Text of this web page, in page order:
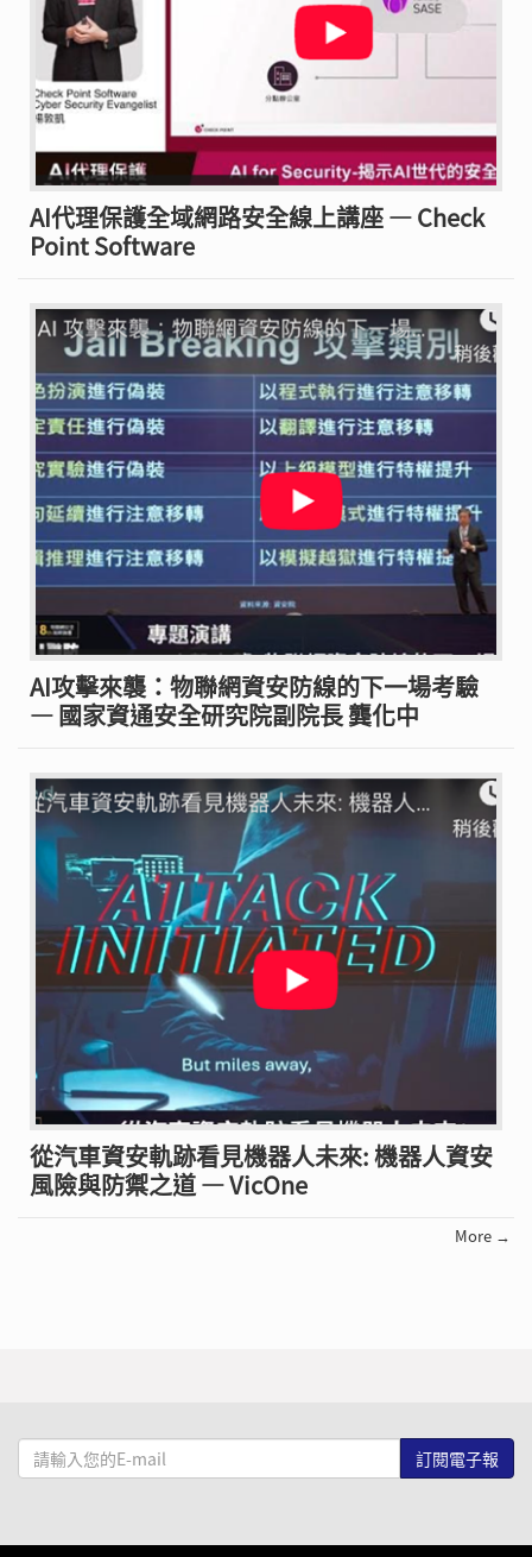
AI代理保護全域網路安全線上講座 — Check
Point Software
AI攻擊來襲：物聯網資安防線的下一場考驗
— 國家資通安全研究院副院長 龔化中
從汽車資安軌跡看見機器人未來: 機器人資安
風險與防禦之道 — VicOne
More →
請
輸